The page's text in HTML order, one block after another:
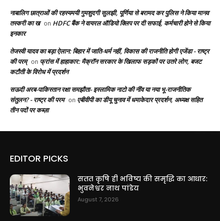
नाबालिग छात्राओं की रहस्यमयी गुमशुदगी सुलझी, पूर्णिया से बरामद कर पुलिस ने किया मानव
तस्करी का ख on HDFC बैंक ने वायरल ऑडियो क्लिप पर दी सफाई, कर्मचारी होने से किया
इनकार
तेजस्वी यादव का बड़ा ऐलान: बिहार में जाति-धर्म नहीं, विकास की राजनीति होगी एजेंडा - राष्ट्र
की परम् on फ्रांस में हाहाकार: मैक्रॉन सरकार के खिलाफ सड़कों पर उतरे लोग, बजट
कटौती के विरोध में प्रदर्शन
सऊदी अरब-पाकिस्तान रक्षा समझौता- इस्लामिक नाटो की नींव या नया भू-राजनीतिक
संतुलन? - राष्ट्र की परम on एबीवीपी का डीयू चुनाव में धमाकेदार प्रदर्शन, अध्यक्ष सहित
तीन पदों पर कब्ज़ा
EDITOR PICKS
सतत कृषि ही भविष्य की समृद्धि का आधार:
भुवनेश्वर नाथ पांडेय
August 7, 2026